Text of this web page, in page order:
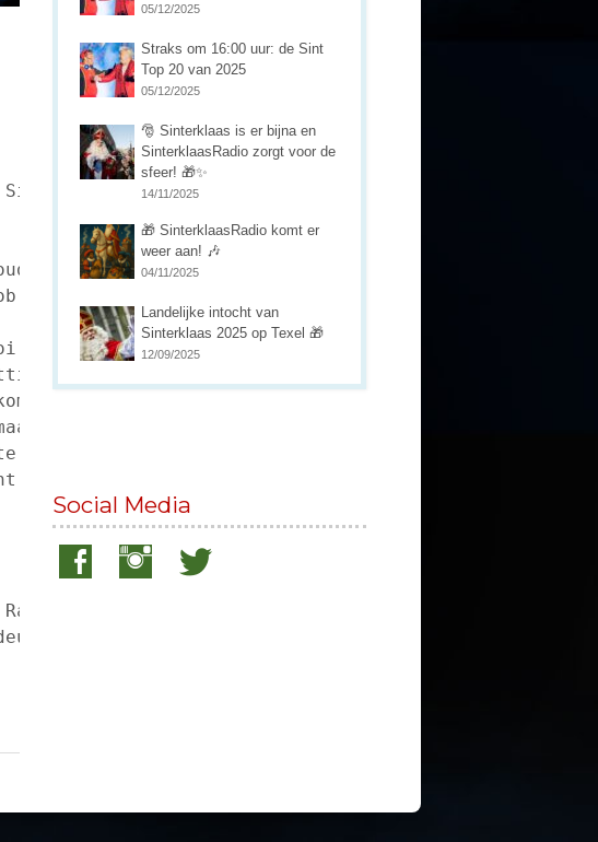
05/12/2025
Straks om 16:00 uur: de Sint
Top 20 van 2025
05/12/2025
🎅 Sinterklaas is er bijna en
SinterklaasRadio zorgt voor de
sfeer! 🎁✨
14/11/2025
🎁 SinterklaasRadio komt er
weer aan! 🎶
04/11/2025
Landelijke intocht van
Sinterklaas 2025 op Texel 🎁
12/09/2025
Social Media